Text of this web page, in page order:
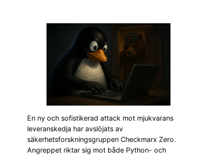
En ny och sofistikerad attack mot mjukvarans
leveranskedja har avslöjats av
säkerhetsforskningsgruppen Checkmarx Zero.
Angreppet riktar sig mot både Python- och